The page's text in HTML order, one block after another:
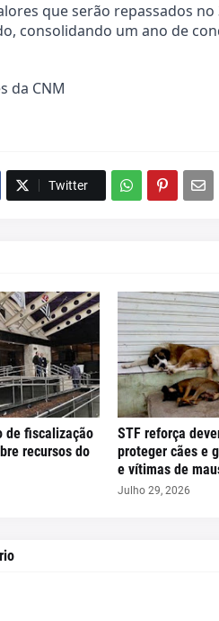
que serão repassados
consolidando um ano de
da CNM
Twitter
de fiscalização
recursos do
STF reforça
proteger cães e
e vítimas de
Julho 29, 2026